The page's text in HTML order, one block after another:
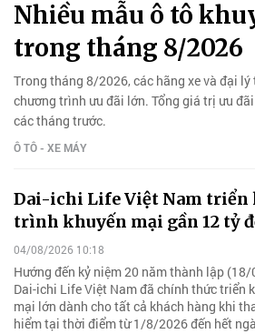
Nhiều mẫu ô tô
trong tháng 8/2026
Trong tháng 8/2026, các hãng xe và đại
chương trình ưu đãi lớn. Tổng giá trị ưu
các tháng trước.
Ô TÔ - XE MÁY
Dai-ichi Life Việt Nam triển
trình khuyến mại gần 12 tỷ
04/08/2026 10:18
Hướng đến kỷ niệm 20 năm thành lập
Dai-ichi Life Việt Nam đã chính thức triển
mại lớn dành cho tất cả khách hàng khi
hiểm tại thời điểm từ 1/8/2026 đến hết